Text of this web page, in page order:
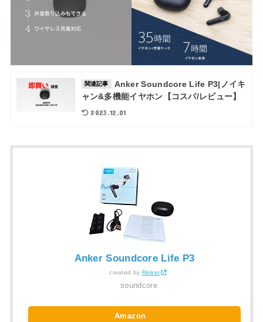
関連記事
Anker Soundcore Life P3|ノイキ
ャン&多機能イヤホン【コスパ/レビュー】
2023.12.01
Anker Soundcore Life P3
created by Rinker
soundcore
Amazon